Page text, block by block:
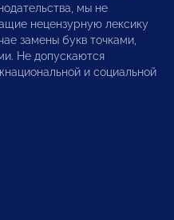
мы не
нецензурную лексику
замены букв точками,
Не допускаются
и социальной